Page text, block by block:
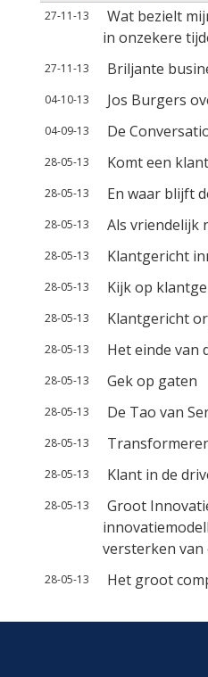
27-11-13
Wat bezielt
in onzekere
27-11-13 Briljante
04-10-13 Jos Burgers
04-09-13 De
28-05-13 Komt een
28-05-13 En waar blijft
28-05-13 Als vriendelijk
28-05-13 Klantgericht
28-05-13 Kijk op
28-05-13 Klantgericht
28-05-13 Het einde van
28-05-13 Gek op gaten
28-05-13 De Tao van
28-05-13
28-05-13 Klant in de
28-05-13
Groot
versterken van
28-05-13 Het groot